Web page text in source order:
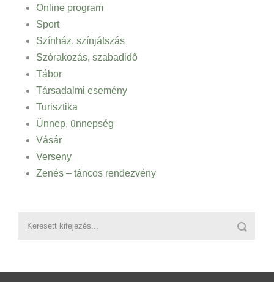
Online program
Sport
Színház, színjátszás
Szórakozás, szabadidő
Tábor
Társadalmi esemény
Turisztika
Ünnep, ünnepség
Vásár
Verseny
Zenés – táncos rendezvény